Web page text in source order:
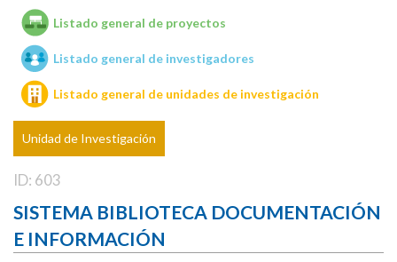
Unidades de investigación
Listado general de proyectos
Listado general de investigadores
Listado general de unidades de investigación
Unidad de Investigación
ID: 603
SISTEMA BIBLIOTECA DOCUMENTACIÓN
E INFORMACIÓN